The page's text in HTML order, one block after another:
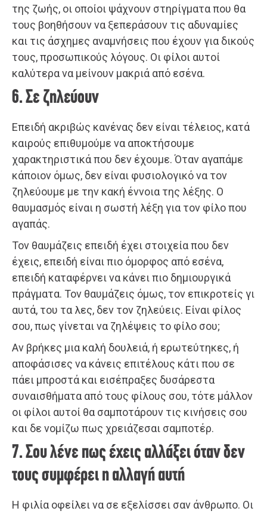
της ζωής, οι οποίοι ψάχνουν στηρίγματα που θα
τους βοηθήσουν να ξεπεράσουν τις αδυναμίες
και τις άσχημες αναμνήσεις που έχουν για δικούς
τους, προσωπικούς λόγους. Οι φίλοι αυτοί
καλύτερα να μείνουν μακριά από εσένα.
6. Σε ζηλεύουν
Επειδή ακριβώς κανένας δεν είναι τέλειος, κατά
καιρούς επιθυμούμε να αποκτήσουμε
χαρακτηριστικά που δεν έχουμε. Όταν αγαπάμε
κάποιον όμως, δεν είναι φυσιολογικό να τον
ζηλεύουμε με την κακή έννοια της λέξης. Ο
θαυμασμός είναι η σωστή λέξη για τον φίλο που
αγαπάς.
Τον θαυμάζεις επειδή έχει στοιχεία που δεν
έχεις, επειδή είναι πιο όμορφος από εσένα,
επειδή καταφέρνει να κάνει πιο δημιουργικά
πράγματα. Τον θαυμάζεις όμως, τον επικροτείς γι
αυτά, του τα λες, δεν τον ζηλεύεις. Είναι φίλος
σου, πως γίνεται να ζηλέψεις το φίλο σου;
Αν βρήκες μια καλή δουλειά, ή ερωτεύτηκες, ή
αποφάσισες να κάνεις επιτέλους κάτι που σε
πάει μπροστά και εισέπραξες δυσάρεστα
συναισθήματα από τους φίλους σου, τότε μάλλον
οι φίλοι αυτοί θα σαμποτάρουν τις κινήσεις σου
και δε νομίζω πως χρειάζεσαι σαμποτέρ.
7. Σου λένε πως έχεις αλλάξει όταν δεν
τους συμφέρει η αλλαγή αυτή
Η φιλία οφείλει να σε εξελίσσει σαν άνθρωπο. Οι